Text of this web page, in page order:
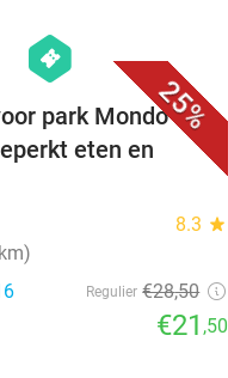
25%
hexagon
events
park Mondo
eten en
8.3 star
Regulier €28,50
€21,50